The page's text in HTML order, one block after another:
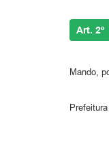
Art. 2º
Mando,